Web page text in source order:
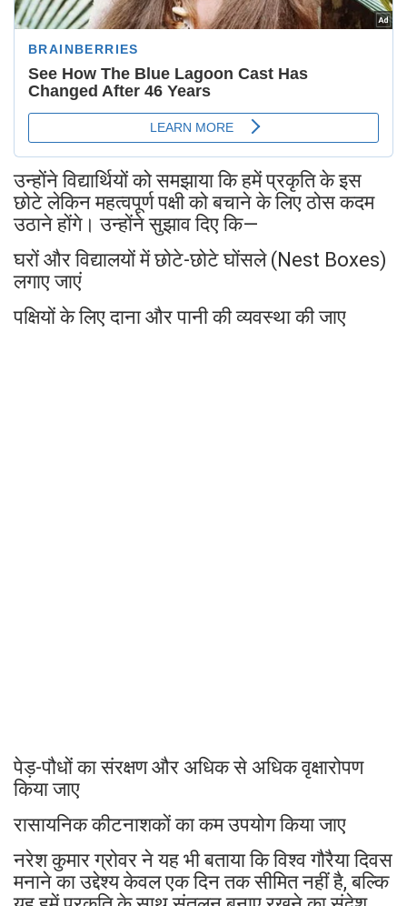
उन्होंने विद्यार्थियों को समझाया कि हमें प्रकृति के इस
छोटे लेकिन महत्वपूर्ण पक्षी को बचाने के लिए ठोस कदम
उठाने होंगे। उन्होंने सुझाव दिए कि—
घरों और विद्यालयों में छोटे-छोटे घोंसले (Nest Boxes)
लगाए जाएं
पक्षियों के लिए दाना और पानी की व्यवस्था की जाए
पेड़-पौधों का संरक्षण और अधिक से अधिक वृक्षारोपण
किया जाए
रासायनिक कीटनाशकों का कम उपयोग किया जाए
नरेश कुमार ग्रोवर ने यह भी बताया कि विश्व गौरैया दिवस
मनाने का उद्देश्य केवल एक दिन तक सीमित नहीं है, बल्कि